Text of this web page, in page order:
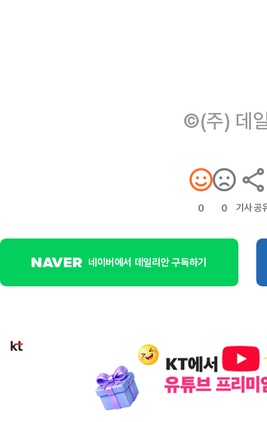
©(주) 데
0 0 기사 공
네이버에서 데일리안 구독하기